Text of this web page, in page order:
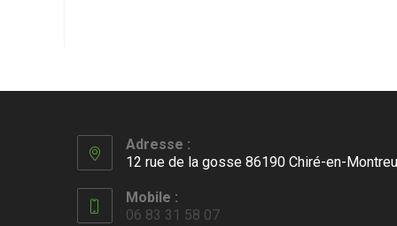
Adresse :
12 rue de la gosse 86190 Chiré-en-
Mobile :
06 83 31 58 07